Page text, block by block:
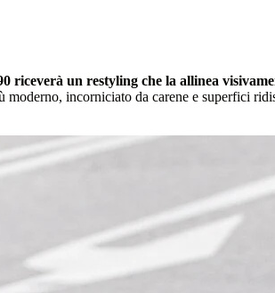
riceverà un restyling che la allinea
incorniciato da carene e superfici